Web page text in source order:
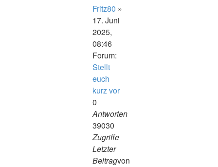
Fritz80 »
17. Juni
2025,
08:46
Forum:
Stellt
euch
kurz vor
0
Antworten
39030
Zugriffe
Letzter
Beitragvon